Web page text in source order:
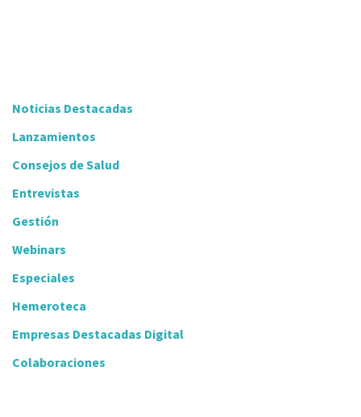
Noticias Destacadas
Lanzamientos
Consejos de Salud
Entrevistas
Gestión
Webinars
Especiales
Hemeroteca
Empresas Destacadas Digital
Colaboraciones